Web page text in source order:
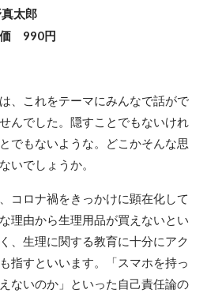
太郎
価 990円
、これをテーマにみんなで話がで
んでした。隠すことでもないけれ
でもないような。どこかそんな思
いでしょうか。
コロナ禍をきっかけに顕在化して
理由から生理用品が買えないとい
、生理に関する教育に十分にアク
指すといいます。「スマホを持っ
ないのか」といった自己責任論の